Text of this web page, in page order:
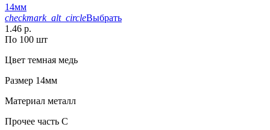
14мм
checkmark_alt_circleВыбрать
1.46 р.
По 100 шт
Цвет темная медь
Размер 14мм
Материал металл
Прочее часть С